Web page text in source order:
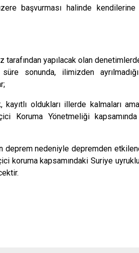
başvurması halinde
yapılacak olan
süre sonunda, ilimizden
oldukları illerde kalmaları
Koruma Yönetmeliği
deprem nedeniyle depremden
koruma kapsamındaki Suriye